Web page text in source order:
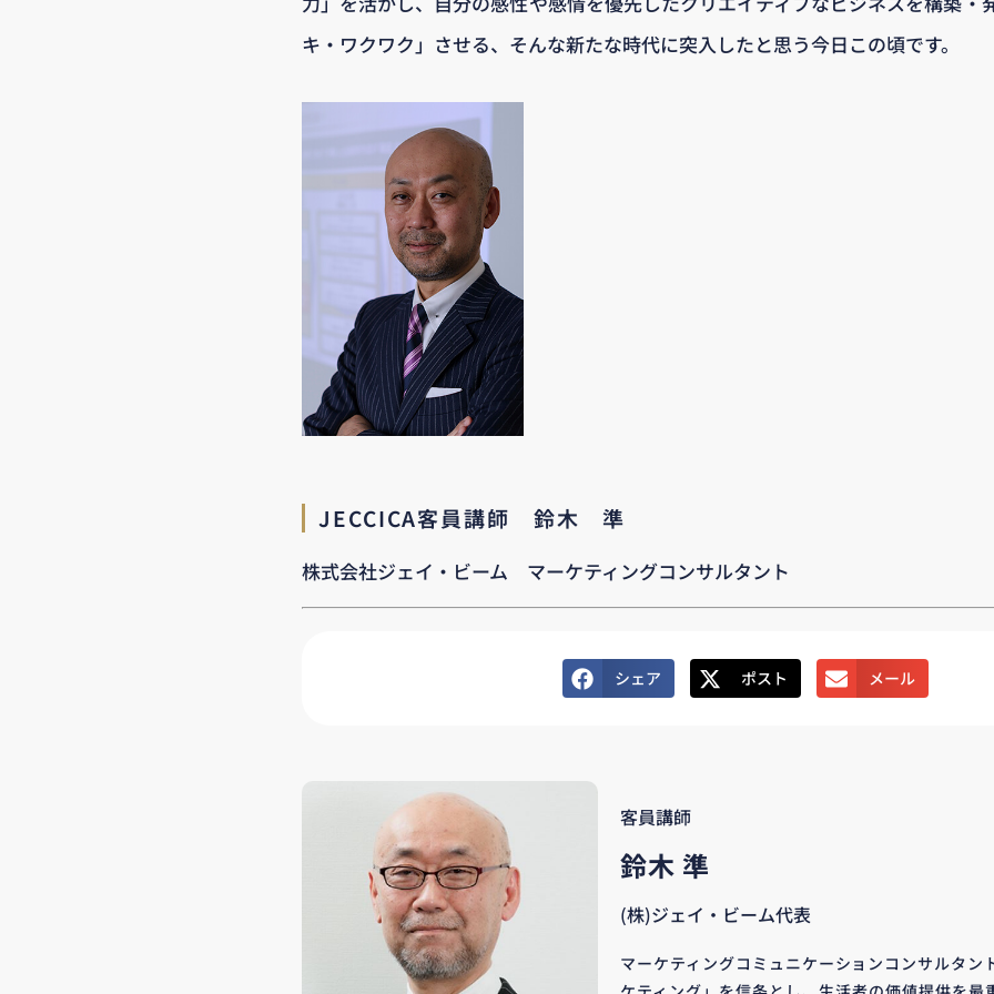
キ・ワクワク」させる、そんな新たな時代に突入したと思う今日この頃です。
JECCICA客員講師 鈴木 準
株式会社ジェイ・ビーム マーケティングコンサルタント
シェア ポスト メール
客員講師
鈴木 準
(株)ジェイ・ビーム代表
マーケティングコミュニケーションコンサルタン